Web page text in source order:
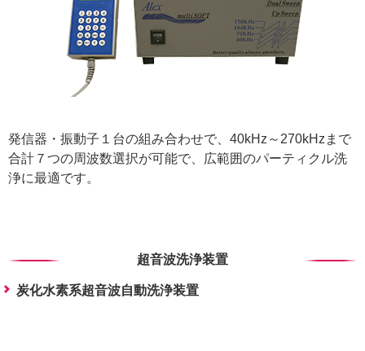
発信器・振動子１台の組み合わせで、40kHz～270kHzまで
合計７つの周波数選択が可能で、広範囲のパーティクル洗
浄に最適です。
超音波洗浄装置
炭化水素系超音波自動洗浄装置